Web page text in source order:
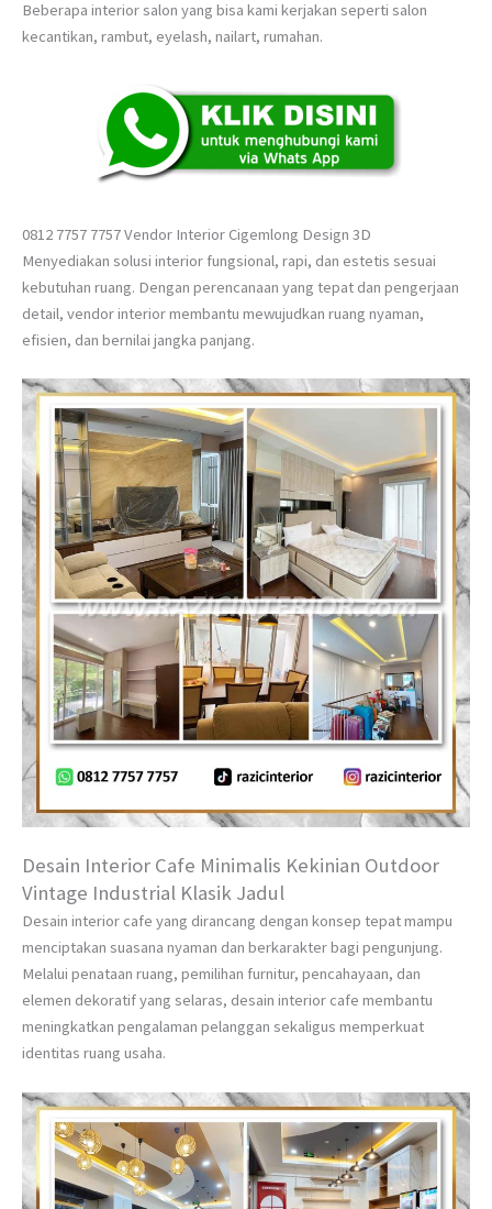
Beberapa interior salon yang bisa kami kerjakan seperti salon
kecantikan, rambut, eyelash, nailart, rumahan.
0812 7757 7757 Vendor Interior Cigemlong Design 3D
Menyediakan solusi interior fungsional, rapi, dan estetis sesuai
kebutuhan ruang. Dengan perencanaan yang tepat dan pengerjaan
detail, vendor interior membantu mewujudkan ruang nyaman,
efisien, dan bernilai jangka panjang.
Desain Interior Cafe Minimalis Kekinian Outdoor
Vintage Industrial Klasik Jadul
Desain interior cafe yang dirancang dengan konsep tepat mampu
menciptakan suasana nyaman dan berkarakter bagi pengunjung.
Melalui penataan ruang, pemilihan furnitur, pencahayaan, dan
elemen dekoratif yang selaras, desain interior cafe membantu
meningkatkan pengalaman pelanggan sekaligus memperkuat
identitas ruang usaha.